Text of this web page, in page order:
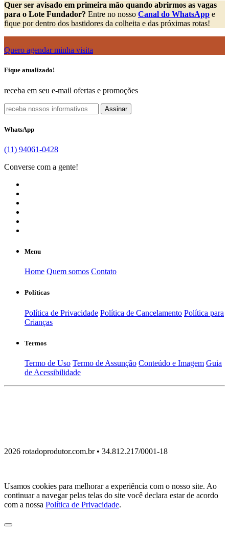
Quer ser avisado em primeira mão quando abrirmos as vagas
para o Lote Fundador? Entre no nosso Canal do WhatsApp e
fique por dentro dos bastidores da colheita e das próximas rotas!
Quero agendar minha visita
Fique atualizado!
receba em seu e-mail ofertas e promoções
Assinar
WhatsApp
(11) 94061-0428
Converse com a gente!
Menu
Home Quem somos Contato
Políticas
Política de Privacidade Política de Cancelamento Política para
Crianças
Termos
Termo de Uso Termo de Assunção Conteúdo e Imagem Guia
de Acessibilidade
2026 rotadoprodutor.com.br • 34.812.217/0001-18
Usamos cookies para melhorar a experiência com o nosso site. Ao
continuar a navegar pelas telas do site você declara estar de acordo
com a nossa Política de Privacidade.